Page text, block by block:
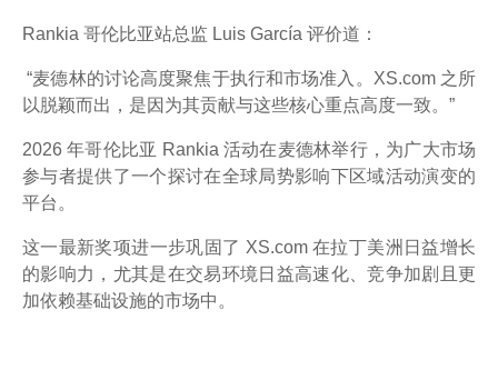
Rankia 哥伦比亚站总监 Luis García 评价道：
“麦德林的讨论高度聚焦于执行和市场准入。XS.com 之所
以脱颖而出，是因为其贡献与这些核心重点高度一致。”
2026 年哥伦比亚 Rankia 活动在麦德林举行，为广大市场
参与者提供了一个探讨在全球局势影响下区域活动演变的
平台。
这一最新奖项进一步巩固了 XS.com 在拉丁美洲日益增长
的影响力，尤其是在交易环境日益高速化、竞争加剧且更
加依赖基础设施的市场中。